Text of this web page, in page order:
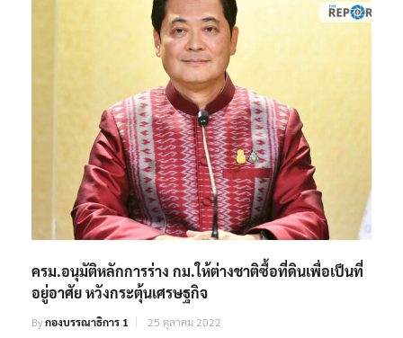
ครม.อนุมัติหลักการร่าง กม.ให้ต่างชาติซื้อที่ดินเพื่อเป็นที่
อยู่อาศัย หวังกระตุ้นเศรษฐกิจ
Byกองบรรณาธิการ 1 25 ตุลาคม 2022